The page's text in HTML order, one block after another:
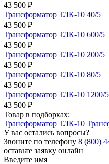
43 500 ₽
Трансформатор ТЛК-10 40/5
43 500 ₽
Трансформатор ТЛК-10 600/5
43 500 ₽
Трансформатор ТЛК-10 200/5
43 500 ₽
Трансформатор ТЛК-10 80/5
43 500 ₽
Трансформатор ТЛК-10 1200/5
43 500 ₽
Товар в подборках:
Трансформатор ТЛК-10
У вас остались вопросы?
Звоните по телефону 8 (800)
оставьте заявку онлайн
Введите имя